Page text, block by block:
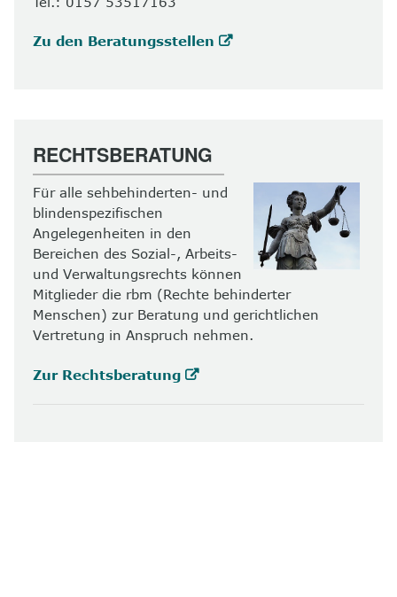
Zu den Beratungsstellen
RECHTSBERATUNG
Für alle sehbehinderten- und
blindenspezifischen
Angelegenheiten in den
Bereichen des Sozial-, Arbeits-
und Verwaltungsrechts können
Mitglieder die rbm (Rechte behinderter
Menschen) zur Beratung und gerichtlichen
Vertretung in Anspruch nehmen.
Zur Rechtsberatung